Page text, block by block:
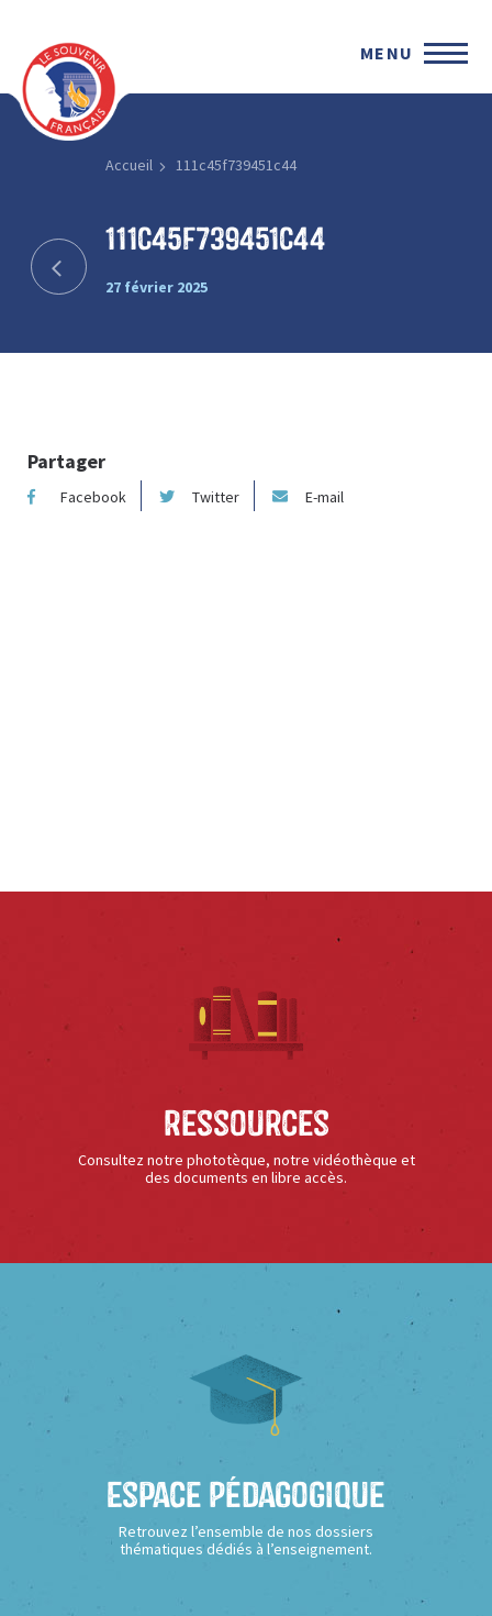
MENU
Accueil 111c45f739451c44
111c45f739451c44
27 février 2025
Partager
Facebook Twitter E-mail
Ressources
Consultez notre phototèque, notre vidéothèque et
des documents en libre accès.
Espace Pédagogique
Retrouvez l’ensemble de nos dossiers
thématiques dédiés à l’enseignement.